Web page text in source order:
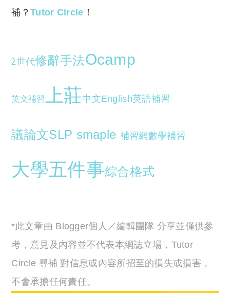
補？Tutor Circle ！
ž世代修辭手法Ocamp
英文補習上莊中文English英語補習
議論文SLP smaple 補習網數學補習
大學五件事綜合格式
*此文章由 Blogger個人／編輯團隊 分享並僅供參
考，意見及內容並不代表本網誌立場，Tutor
Circle 尋補 對信息或內容所招至的損失或損害，
不會承擔任何責任。